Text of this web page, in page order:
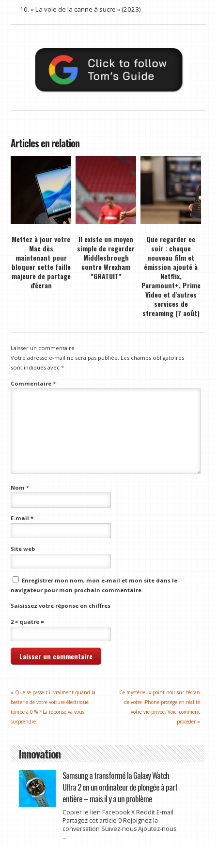
« La voie de la canne à sucre » (2023)
Articles en relation
Mettez à jour votre
Mac dès
maintenant pour
bloquer cette faille
majeure de partage
d'écran
Il existe un moyen
simple de regarder
Middlesbrough
contre Wrexham
*GRATUIT*
Que regarder ce
soir : chaque
nouveau film et
émission ajouté à
Netflix,
Paramount+, Prime
Video et d'autres
services de
streaming (7 août)
Laisser un commentaire
Votre adresse e-mail ne sera pas publiée. Les champs obligatoires
sont indiqués avec*
Commentaire*
Nom*
E-mail*
Site web
Enregistrer mon nom, mon e-mail et mon site dans le
navigateur pour mon prochain commentaire.
Saisissez votre réponse en chiffres
2 × quatre =
« Que se passe-t-il vraiment quand la
batterie de votre voiture électrique
tombe à 0 % ? La réponse va vous
surprendre
Ce mystérieux point noir sur l'écran
de votre iPhone protège en réalité
votre vie privée. Voici comment
procéder »
Innovation
Samsung a transformé la Galaxy Watch
Ultra 2 en un ordinateur de plongée à part
entière – mais il y a un problème
Copier le lien Facebook X Reddit E-mail
Partagez cet article 0 Rejoignez la
conversation Suivez-nous Ajoutez-nous
...